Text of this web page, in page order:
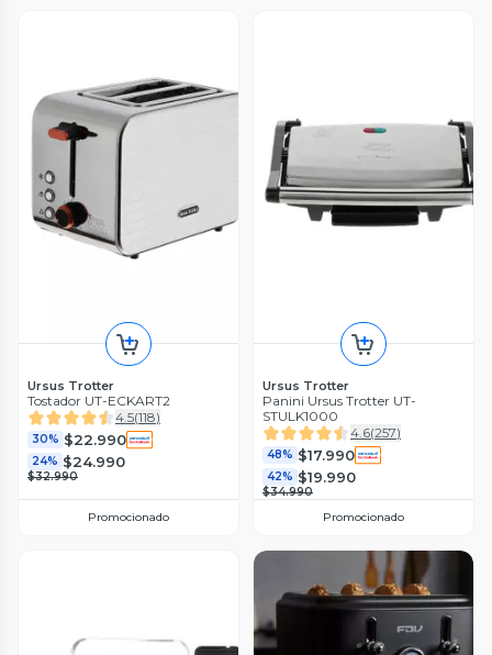
Ursus Trotter
Tostador UT-ECKART2
4.5(118)
30% $22.990
24% $24.990
$32.990
Promocionado
Ursus Trotter
Panini Ursus Trotter UT-
STULK1000
4.6(257)
48% $17.990
42% $19.990
$34.990
Promocionado